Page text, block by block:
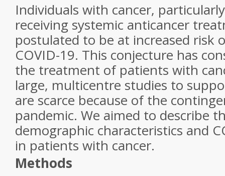
Individuals with cancer,
receiving systemic anticancer
postulated to be at increased risk
COVID-19. This conjecture has
the treatment of patients with
large, multicentre studies to
are scarce because of the
pandemic. We aimed to describe
demographic characteristics and
in patients with cancer.
Methods